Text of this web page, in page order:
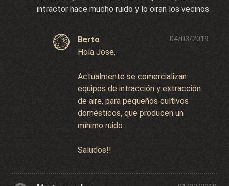
intractor hace mucho ruido y lo oiran los vecinos
Berto 04/03/2019
Hola Jose,
Actualmente se comercializan
equipos de intracción y extracción
de aire, para pequeños cultivos
domésticos, que producen un
mínimo ruido.
Saludos!!